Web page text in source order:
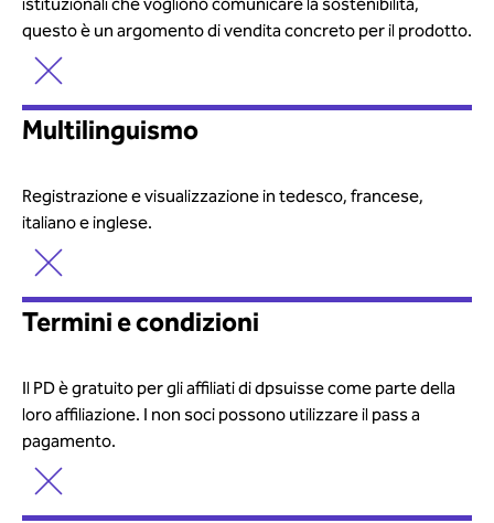
questo è un argomento di vendita concreto per il prodotto.
Multilinguismo
Registrazione e visualizzazione in tedesco, francese,
italiano e inglese.
Termini e condizioni
Il PD è gratuito per gli affiliati di dpsuisse come parte della
loro affiliazione. I non soci possono utilizzare il pass a
pagamento.